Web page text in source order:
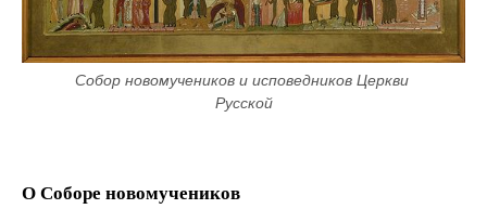
Собор новомучеников и исповедников Церкви
Русской
О Соборе новомучеников